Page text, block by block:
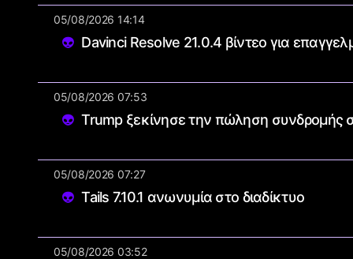
05/08/2026 14:14
Davinci Resolve 21.0.4 βίντεο για
05/08/2026 07:53
Trump ξεκίνησε την πώληση συνδρομής
05/08/2026 07:27
Tails 7.10.1 ανωνυμία στο διαδίκτυο
05/08/2026 03:52